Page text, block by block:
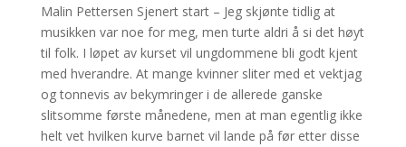
Malin Pettersen Sjenert start – Jeg skjønte tidlig at
musikken var noe for meg, men turte aldri å si det høyt
til folk. I løpet av kurset vil ungdommene bli godt kjent
med hverandre. At mange kvinner sliter med et vektjag
og tonnevis av bekymringer i de allerede ganske
slitsomme første månedene, men at man egentlig ikke
helt vet hvilken kurve barnet vil lande på før etter disse